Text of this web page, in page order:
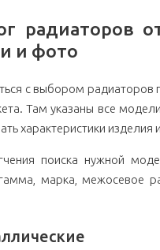
радиаторов
и фото
с выбором радиаторов
Там указаны все
характеристики изделия
поиска нужной
марка, межосевое